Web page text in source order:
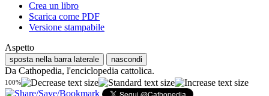
Crea un libro
Scarica come PDF
Versione stampabile
Aspetto
sposta nella barra laterale nascondi
Da Cathopedia, l'enciclopedia cattolica.
100%